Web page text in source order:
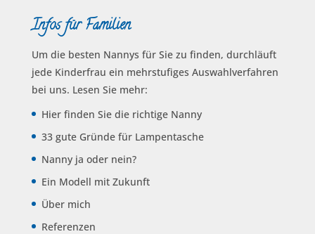
Infos für Familien
Um die besten Nannys für Sie zu finden, durchläuft
jede Kinderfrau ein mehrstufiges Auswahl­verfahren
bei uns. Lesen Sie mehr:
Hier finden Sie die richtige Nanny
33 gute Gründe für Lampentasche
Nanny ja oder nein?
Ein Modell mit Zukunft
Über mich
Referenzen